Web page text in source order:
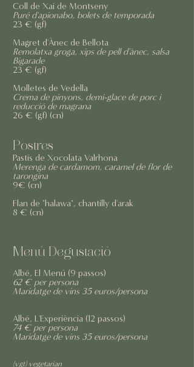
Coll de Xai de Montseny
Puré d'apionabo, bolets de temporada
23 € (gf)
Magret d'Ànec de Bellota
Remolatxa groga, xips de pell d'ànec, salsa
Bigarade
23 € (gf)
Molletes de Vedella
Crema de pinyons, demi-glace de porc i
reducció de magrana
26 € (gf) (cn)
Postres
Pastís de Xocolata Valrhona
Merenga de cardamom, caramel de flor de
tarongina
9€ (cn)
Flan de "halawa", chantilly d'arak
8 € (cn)
Menú Degustació
Albé, El Menú (9 passos)
62 € per persona
Maridatge de vins 35 euros/persona
Albé, L'Experiència (12 passos)
74 € per persona
Maridatge de vins 35 euros/persona
(vgt) vegetarian